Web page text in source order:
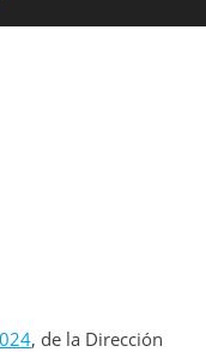
, de la Dirección